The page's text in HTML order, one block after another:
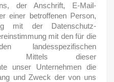
der Anschrift, E-Mail-
einer betroffenen Person,
mit der Datenschutz-
mit den für die
landesspezifischen
Mittels dieser
unser Unternehmen die
und Zweck der von uns